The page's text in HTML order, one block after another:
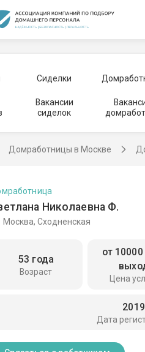
Сиделки
Вакансии
сиделок
Домработницы в Москве
Николаевна Ф.
Москва, Сходненская
Возраст
53 года
Цена
от
Дата
2019